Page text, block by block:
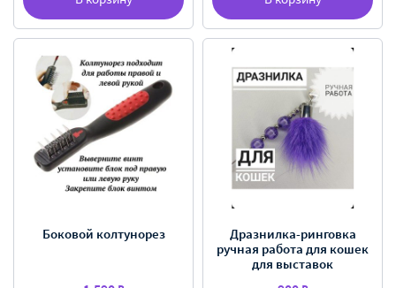
Боковой колтунорез
Дразнилка-ринговка
ручная работа для кошек
для выставок